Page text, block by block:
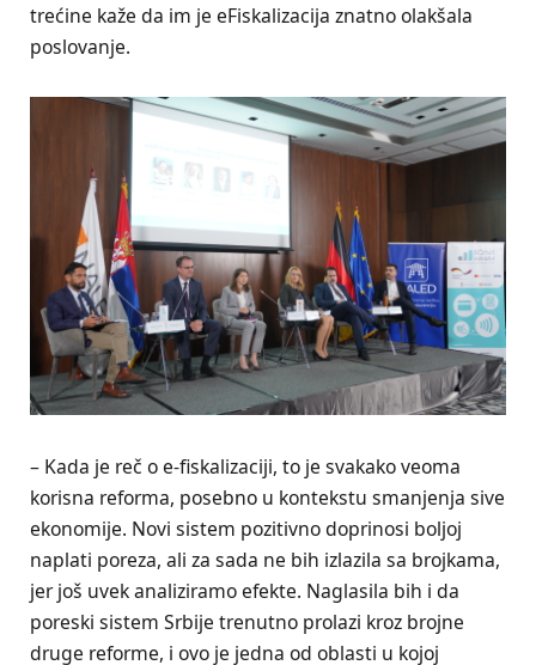
trećine kaže da im je eFiskalizacija znatno olakšala
poslovanje.
– Kada je reč o e-fiskalizaciji, to je svakako veoma
korisna reforma, posebno u kontekstu smanjenja sive
ekonomije. Novi sistem pozitivno doprinosi boljoj
naplati poreza, ali za sada ne bih izlazila sa brojkama,
jer još uvek analiziramo efekte. Naglasila bih i da
poreski sistem Srbije trenutno prolazi kroz brojne
druge reforme, i ovo je jedna od oblasti u kojoj